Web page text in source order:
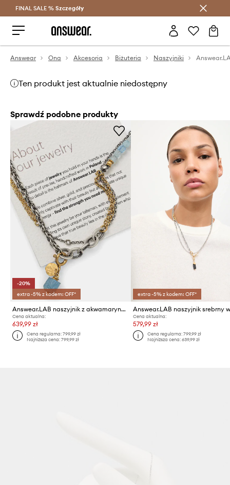
Oszczędzaj z Answear Club >
FINAL SALE % Szczegóły
Answear Ona Akcesoria Biżuteria Naszyjniki
Ten produkt jest aktualnie niedostępny
Sprawdź podobne produkty
-20%
extra -5% z kodem: OFF*
Answear.LAB naszyjnik z akwamarynem, ręcznie wykonany, ze srebra pokrytego złotem
Cena aktualna:
639,99 zł
Cena regularna:799,99 zł
Najniższa cena:799,99 zł
extra -5% z kodem: OFF*
Cena aktualna:
579,99 zł
Cena regularna: 799,99 zł
Najniższa cena: 639,99 zł